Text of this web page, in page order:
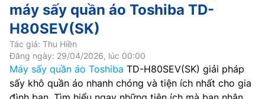
máy sấy quần áo Toshiba TD-
H80SEV(SK)
Tác giả: Thu Hiền
Đăng ngày: 29/04/2026, lúc 00:00
Máy sấy quần áo Toshiba TD-H80SEV(SK) giải pháp
sấy khô quần áo nhanh chóng và tiện ích nhất cho gia